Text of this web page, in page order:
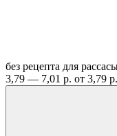
без рецепта для
3,79 — 7,01 р. от 3,79 р.